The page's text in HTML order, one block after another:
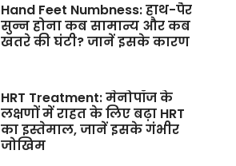
Hand Feet Numbness: हाथ-पैर
सुन्न होना कब सामान्य और कब
खतरे की घंटी? जानें इसके कारण
HRT Treatment: मेनोपॉज के
लक्षणों में राहत के लिए बढ़ा HRT
का इस्तेमाल, जानें इसके गंभीर
जोखिम